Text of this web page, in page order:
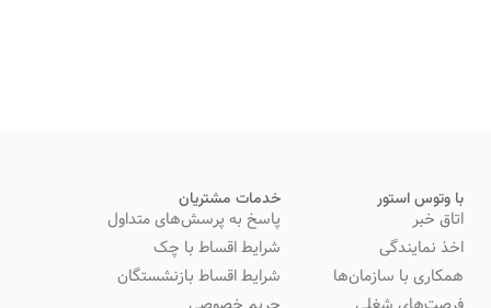
با وتوس استور
اتاق خبر
اخذ نمایندگی
همکاری با سازمان‌ها
خدمات مشتریان
پاسخ به پرسش‌های متداول
شرایط اقساط با چک
شرایط اقساط بازنشستگان